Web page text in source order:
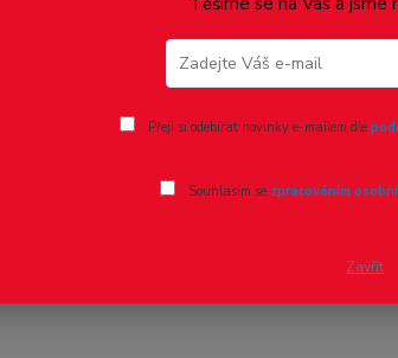
- 8 %
Přeji si odebírat novinky e-mailem dle
Souhlasím se zpracováním
Zavřít